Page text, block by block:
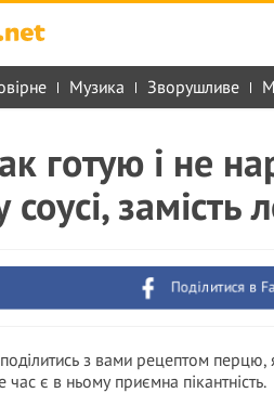
Музика Зворушливе
готую і не
замість
Поділитися в
з вами рецептом
час є в ньому приємна пікантність.